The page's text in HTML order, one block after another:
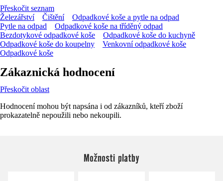
Přeskočit seznam
Železářství
Čištění
Odpadkové koše a pytle na odpad
Pytle na odpad
Odpadkové koše na tříděný odpad
Bezdotykové odpadkové koše
Odpadkové koše do kuchyně
Odpadkové koše do koupelny
Venkovní odpadkové koše
Odpadkové koše
Zákaznická hodnocení
Přeskočit oblast
Hodnocení mohou být napsána i od zákazníků, kteří zboží
prokazatelně nepoužili nebo nekoupili.
Možnosti platby